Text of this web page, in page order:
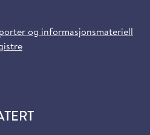
og informasjonsmateriell